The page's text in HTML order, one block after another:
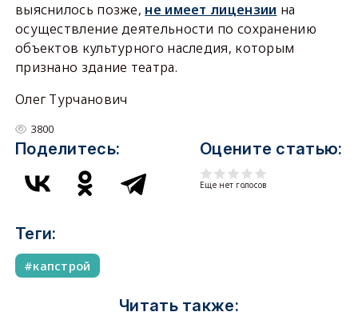
выяснилось позже, не имеет лицензии на
осуществление деятельности по сохранению
объектов культурного наследия, которым
признано здание театра.
Олег Турчанович
3800
Поделитесь: Оцените статью:
Еще нет голосов
Теги:
капстрой
Читать также: